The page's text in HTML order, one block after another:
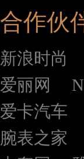
合作伙
新浪时尚
爱丽网
爱卡汽车
腕表之家